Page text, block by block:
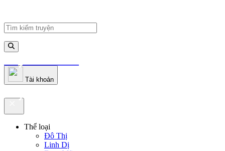
truyenfullz.com
Tài khoản
truyenfullz.com
Thể loại
Đô Thị
Linh Dị